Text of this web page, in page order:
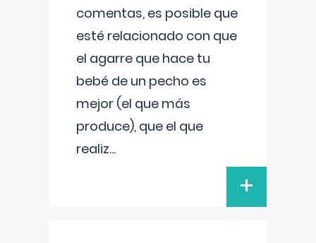
comentas, es posible que
esté relacionado con que
el agarre que hace tu
bebé de un pecho es
mejor (el que más
produce), que el que
realiz...
+